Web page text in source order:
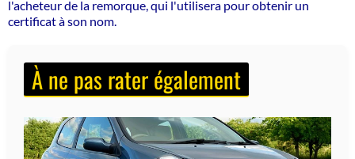
l'acheteur de la remorque, qui l'utilisera pour obtenir un
certificat à son nom.
À ne pas rater également